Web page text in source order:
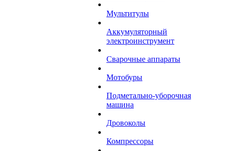
Мультитулы
Аккумуляторный
электроинструмент
Сварочные аппараты
Мотобуры
Подметально-уборочная
машина
Дровоколы
Компрессоры